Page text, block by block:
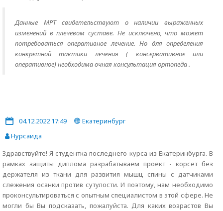
Данные МРТ свидетельствуют о наличии выраженных
изменений в плечевом суставе. Не исключено, что может
потребоваться оперативное лечение. Но для определения
конкретной тактики лечения ( консервативное или
оперативное) необходима очная консультация ортопеда .
04.12.2022 17:49
Екатеринбург
Нурсаида
Здравствуйте! Я студентка последнего курса из Екатеринбурга. В
рамках защиты диплома разрабатываем проект - корсет без
держателя из ткани для развития мышц спины с датчиками
слежения осанки против сутулости. И поэтому, нам необходимо
проконсультироваться с опытным специалистом в этой сфере. Не
могли бы Вы подсказать, пожалуйста. Для каких возрастов Вы